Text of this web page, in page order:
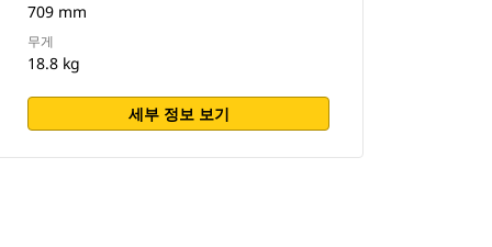
709 mm
무게
18.8 kg
세부 정보 보기